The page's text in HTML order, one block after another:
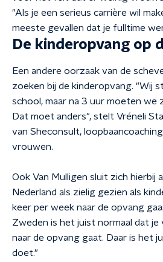
"Als je een serieus carrière wil
meeste gevallen dat je fulltime
De kinderopvang op
Een andere oorzaak van de
zoeken bij de kinderopvang. "Wij
school, maar na 3 uur moeten we
Dat moet anders", stelt Vréneli
van Sheconsult,
vrouwen.
Ook Van Mulligen sluit zich hierbij
Nederland als zielig gezien als
keer per week naar de opvang
Zweden is het juist normaal dat je
naar de opvang gaat. Daar is het
doet."